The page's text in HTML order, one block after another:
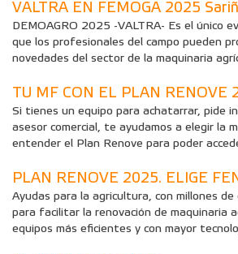
VALTRA EN FEMOGA 2025
DEMOAGRO 2025 -VALTRA- Es el único
que los profesionales del campo pueden
novedades del sector de la maquinaria
TU MF CON EL PLAN RENOVE
Si tienes un equipo para achatarrar, pide
asesor comercial, te ayudamos a elegir la
entender el Plan Renove para poder
PLAN RENOVE 2025. ELIGE
Ayudas para la agricultura, con millones
para facilitar la renovación de maquinaria
equipos más eficientes y con mayor